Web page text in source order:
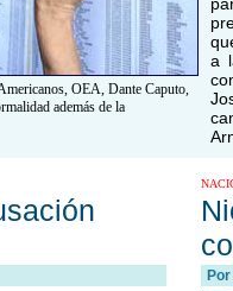
OEA, Dante Caputo,
además de la
a